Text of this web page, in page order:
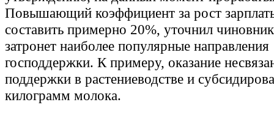
Повышающий коэффициент за рост
составить примерно 20%, уточнил
затронет наиболее популярные направления
господдержки. К примеру, оказание
поддержки в растениеводстве и
килограмм молока.